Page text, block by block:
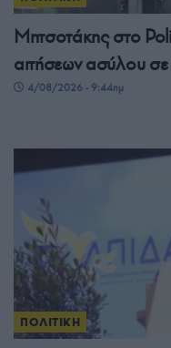
Μητσοτάκης στο
αιτήσεων ασύλου
4/08/2026 - 9:44πμ
ΠΟΛΙΤΙΚΗ